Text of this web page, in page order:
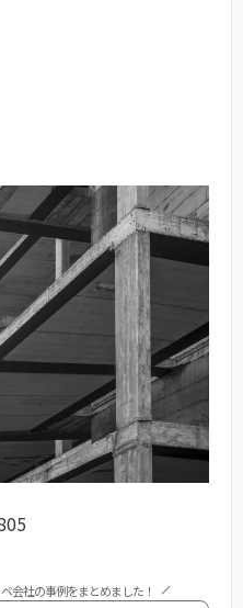
会社の事例をまとめました！